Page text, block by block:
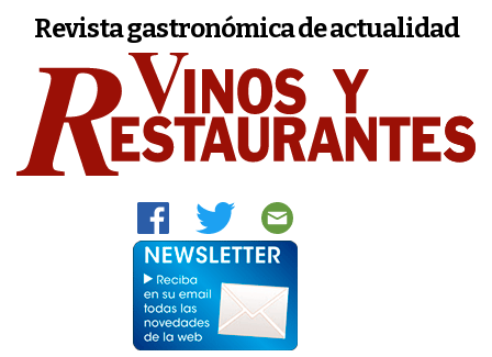
Revista gastronómica de actualidad